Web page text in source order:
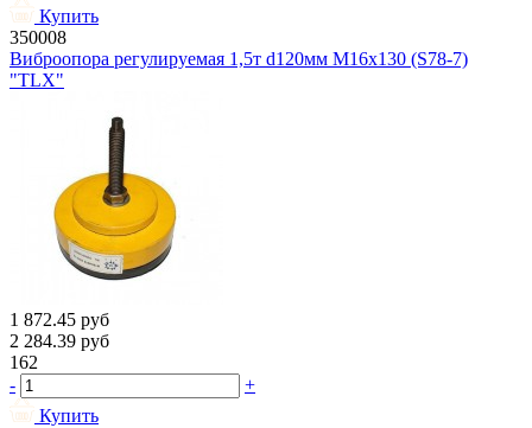
Купить
350008
Виброопора регулируемая 1,5т d120мм М16х130 (S78-7)
"TLX"
1 872.45 руб
2 284.39 руб
162
-
+
Купить